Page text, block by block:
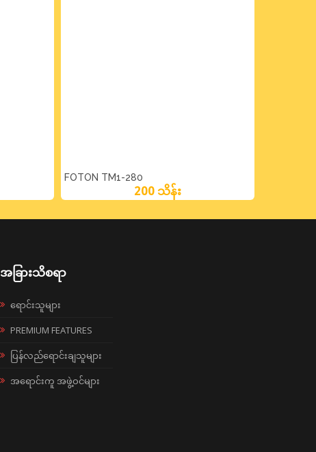
FOTON TM1-280
200 သိန်း
အခြားသိစရာ
ရောင်းသူများ
PREMIUM FEATURES
ပြန်လည်ရောင်းချသူများ
အရောင်းကူ အဖွဲ့ဝင်များ